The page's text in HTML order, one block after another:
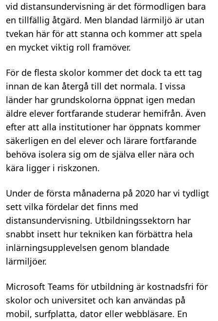
vid distansundervisning är det förmodligen bara
en tillfällig åtgärd. Men blandad lärmiljö är utan
tvekan här för att stanna och kommer att spela
en mycket viktig roll framöver.
För de flesta skolor kommer det dock ta ett tag
innan de kan återgå till det normala. I vissa
länder har grundskolorna öppnat igen medan
äldre elever fortfarande studerar hemifrån. Även
efter att alla institutioner har öppnats kommer
säkerligen en del elever och lärare fortfarande
behöva isolera sig om de själva eller nära och
kära ligger i riskzonen.
Under de första månaderna på 2020 har vi tydligt
sett vilka fördelar det finns med
distansundervisning. Utbildningssektorn har
snabbt insett hur tekniken kan förbättra hela
inlärningsupplevelsen genom blandade
lärmiljöer.
Microsoft Teams för utbildning är kostnadsfri för
skolor och universitet och kan användas på
mobil, surfplatta, dator eller webbläsare. En